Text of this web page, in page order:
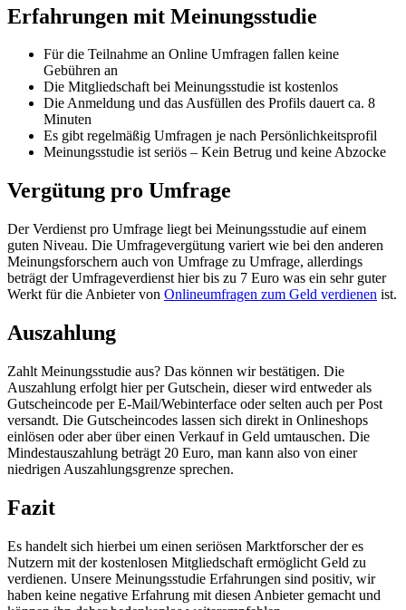
Erfahrungen mit Meinungsstudie
Für die Teilnahme an Online Umfragen fallen keine
Gebühren an
Die Mitgliedschaft bei Meinungsstudie ist kostenlos
Die Anmeldung und das Ausfüllen des Profils dauert ca. 8
Minuten
Es gibt regelmäßig Umfragen je nach Persönlichkeitsprofil
Meinungsstudie ist seriös – Kein Betrug und keine Abzocke
Vergütung pro Umfrage
Der Verdienst pro Umfrage liegt bei Meinungsstudie auf einem
guten Niveau. Die Umfragevergütung variert wie bei den anderen
Meinungsforschern auch von Umfrage zu Umfrage, allerdings
beträgt der Umfrageverdienst hier bis zu 7 Euro was ein sehr guter
Werkt für die Anbieter von Onlineumfragen zum Geld verdienen ist.
Auszahlung
Zahlt Meinungsstudie aus? Das können wir bestätigen. Die
Auszahlung erfolgt hier per Gutschein, dieser wird entweder als
Gutscheincode per E-Mail/Webinterface oder selten auch per Post
versandt. Die Gutscheincodes lassen sich direkt in Onlineshops
einlösen oder aber über einen Verkauf in Geld umtauschen. Die
Mindestauszahlung beträgt 20 Euro, man kann also von einer
niedrigen Auszahlungsgrenze sprechen.
Fazit
Es handelt sich hierbei um einen seriösen Marktforscher der es
Nutzern mit der kostenlosen Mitgliedschaft ermöglicht Geld zu
verdienen. Unsere Meinungsstudie Erfahrungen sind positiv, wir
haben keine negative Erfahrung mit diesen Anbieter gemacht und